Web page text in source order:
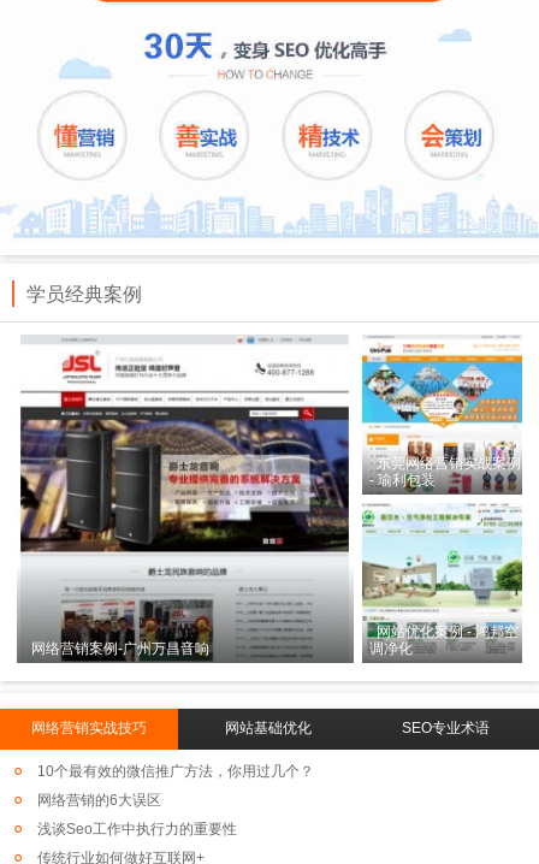
学员经典案例
网络营销案例-广州万昌音响
东莞网络营销实战案例
- 瑜利包装
网站优化案例 - 鸿邦空
调净化
网络营销实战技巧 网站基础优化 SEO专业术语
10个最有效的微信推广方法，你用过几个？
网络营销的6大误区
浅谈Seo工作中执行力的重要性
传统行业如何做好互联网+